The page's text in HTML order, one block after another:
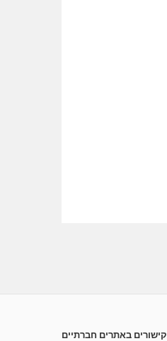
קישורים באתרים חברתיים